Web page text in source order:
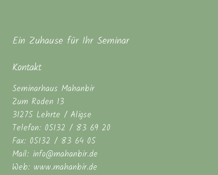
Ein Zuhause für Ihr Seminar
Kontakt
Seminarhaus Mahanbir
Zum Roden 13
31275 Lehrte / Aligse
Telefon: 05132 / 83 69 20
Fax: 05132 / 83 64 05
Mail: info@mahanbir.de
Web: www.mahanbir.de